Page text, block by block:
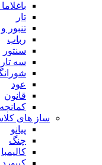
تار
تنبور و
رباب
سنتور
سه تار
عود
قانون
کمانچه
ساز های
پیانو
چنگ
کالیمبا